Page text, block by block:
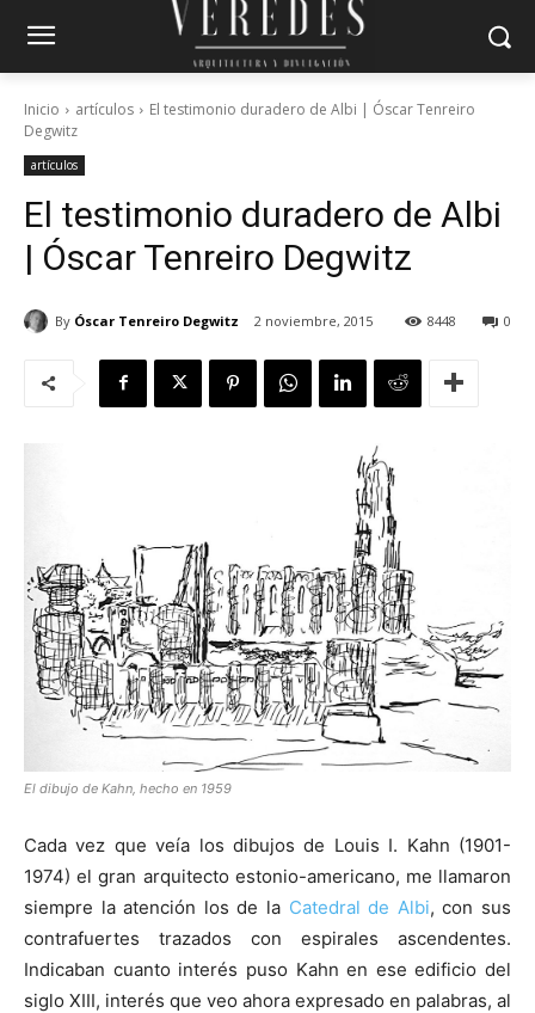
Inicio artículos
El testimonio duradero de Albi | Óscar Tenreiro
Degwitz
artículos
El testimonio duradero de Albi
| Óscar Tenreiro Degwitz
By Óscar Tenreiro Degwitz 2 noviembre, 2015 0
8448
El dibujo de Kahn, hecho en 1959
Cada vez que veía los dibujos de Louis I. Kahn (1901-
1974) el gran arquitecto estonio-americano, me llamaron
siempre la atención los de la Catedral de Albi, con sus
contrafuertes trazados con espirales ascendentes.
Indicaban cuanto interés puso Kahn en ese edificio del
siglo XIII, interés que veo ahora expresado en palabras, al